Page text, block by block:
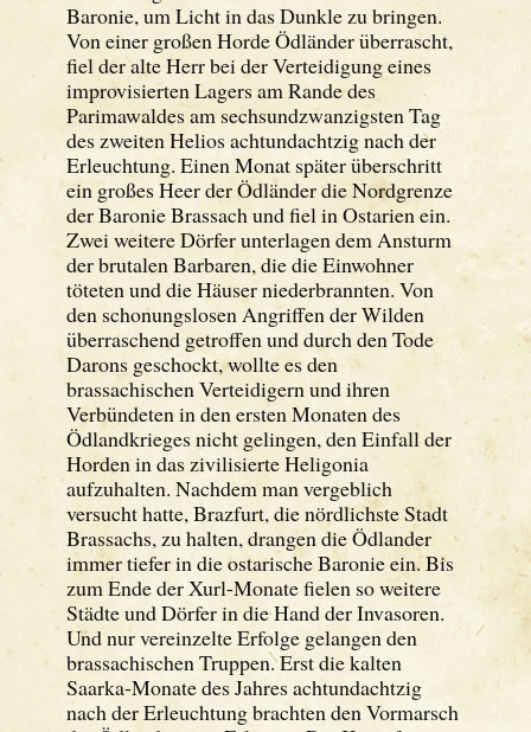
Baronie, um Licht in das Dunkle zu bringen.
Von einer großen Horde Ödländer überrascht,
fiel der alte Herr bei der Verteidigung eines
improvisierten Lagers am Rande des
Parimawaldes am sechsundzwanzigsten Tag
des zweiten Helios achtundachtzig nach der
Erleuchtung. Einen Monat später überschritt
ein großes Heer der Ödländer die Nordgrenze
der Baronie Brassach und fiel in Ostarien ein.
Zwei weitere Dörfer unterlagen dem Ansturm
der brutalen Barbaren, die die Einwohner
töteten und die Häuser niederbrannten. Von
den schonungslosen Angriffen der Wilden
überraschend getroffen und durch den Tode
Darons geschockt, wollte es den
brassachischen Verteidigern und ihren
Verbündeten in den ersten Monaten des
Ödlandkrieges nicht gelingen, den Einfall der
Horden in das zivilisierte Heligonia
aufzuhalten. Nachdem man vergeblich
versucht hatte, Brazfurt, die nördlichste Stadt
Brassachs, zu halten, drangen die Ödlander
immer tiefer in die ostarische Baronie ein. Bis
zum Ende der Xurl-Monate fielen so weitere
Städte und Dörfer in die Hand der Invasoren.
Und nur vereinzelte Erfolge gelangen den
brassachischen Truppen. Erst die kalten
Saarka-Monate des Jahres achtundachtzig
nach der Erleuchtung brachten den Vormarsch